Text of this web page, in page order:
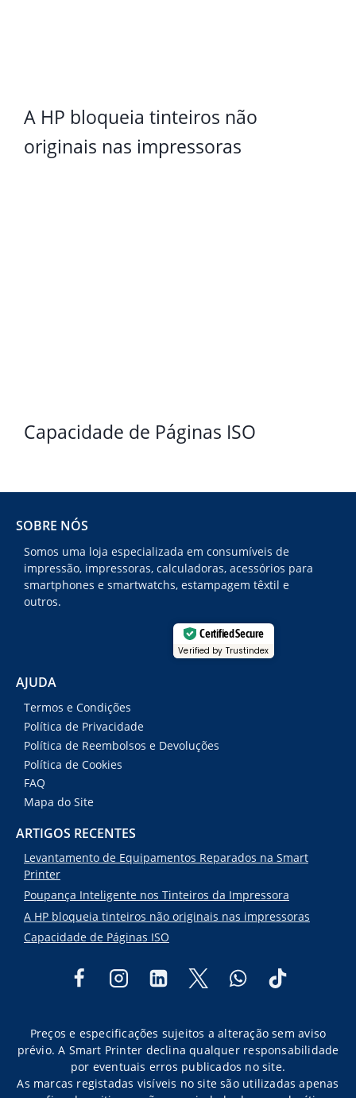
A HP bloqueia tinteiros não
originais nas impressoras
Capacidade de Páginas ISO
SOBRE NÓS
Somos uma loja especializada em consumíveis de
impressão, impressoras, calculadoras, acessórios para
smartphones e smartwatchs, estampagem têxtil e
outros.
Certified Secure
Verified by Trustindex
AJUDA
Termos e Condições
Política de Privacidade
Política de Reembolsos e Devoluções
Política de Cookies
FAQ
Mapa do Site
ARTIGOS RECENTES
Levantamento de Equipamentos Reparados na Smart
Printer
Poupança Inteligente nos Tinteiros da Impressora
A HP bloqueia tinteiros não originais nas impressoras
Capacidade de Páginas ISO
Preços e especificações sujeitos a alteração sem aviso
prévio. A Smart Printer declina qualquer responsabilidade
por eventuais erros publicados no site.
As marcas registadas visíveis no site são utilizadas apenas